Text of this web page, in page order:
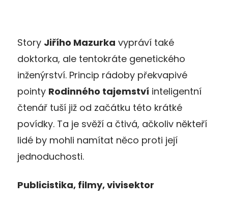
Story Jiřího Mazurka vypráví také
doktorka, ale tentokráte genetického
inženýrství. Princip rádoby překvapivé
pointy Rodinného tajemství inteligentní
čtenář tuší již od začátku této krátké
povídky. Ta je svěží a čtivá, ačkoliv někteří
lidé by mohli namítat něco proti její
jednoduchosti.
Publicistika, filmy, vivisektor